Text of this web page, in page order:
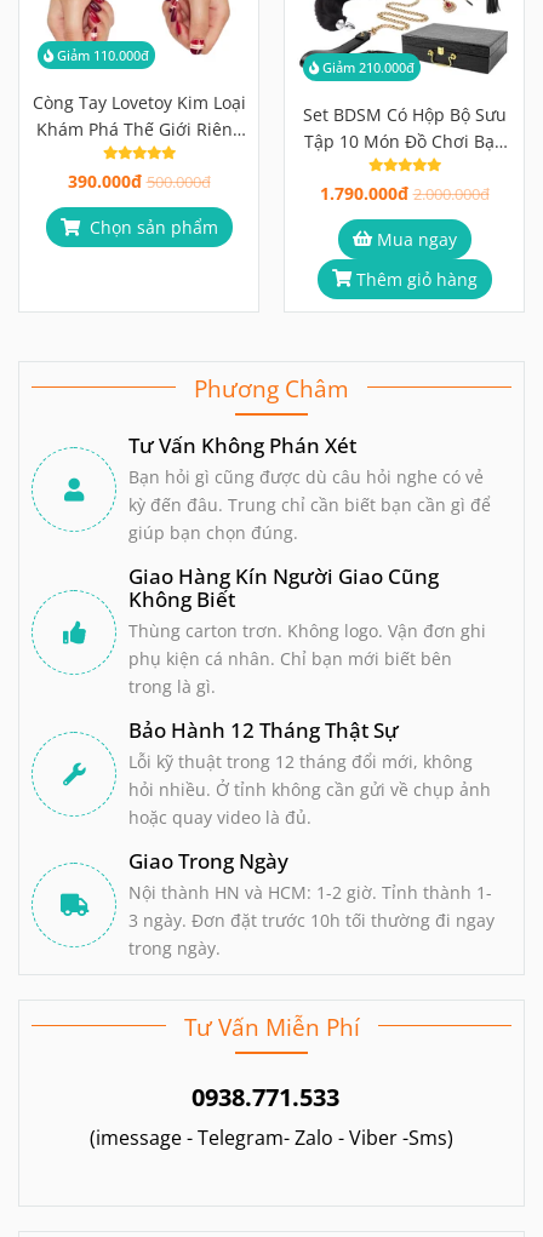
Giảm 110.000đ
Còng Tay Lovetoy Kim Loại
Khám Phá Thế Giới Riêng
Tư
390.000đ 500.000đ
Chọn sản phẩm
Giảm 210.000đ
Set BDSM Có Hộp Bộ Sưu
Tập 10 Món Đồ Chơi Bạo
Dâm Cao Cấp Khởi Đầu
Hoàn Hảo
1.790.000đ 2.000.000đ
Mua ngay
Thêm giỏ hàng
Phương Châm
Tư Vấn Không Phán Xét
Bạn hỏi gì cũng được dù câu hỏi nghe có vẻ
kỳ đến đâu. Trung chỉ cần biết bạn cần gì để
giúp bạn chọn đúng.
Giao Hàng Kín Người Giao Cũng
Không Biết
Thùng carton trơn. Không logo. Vận đơn ghi
phụ kiện cá nhân. Chỉ bạn mới biết bên
trong là gì.
Bảo Hành 12 Tháng Thật Sự
Lỗi kỹ thuật trong 12 tháng đổi mới, không
hỏi nhiều. Ở tỉnh không cần gửi về chụp ảnh
hoặc quay video là đủ.
Giao Trong Ngày
Nội thành HN và HCM: 1-2 giờ. Tỉnh thành 1-
3 ngày. Đơn đặt trước 10h tối thường đi ngay
trong ngày.
Tư Vấn Miễn Phí
0938.771.533
(imessage - Telegram- Zalo - Viber -Sms)